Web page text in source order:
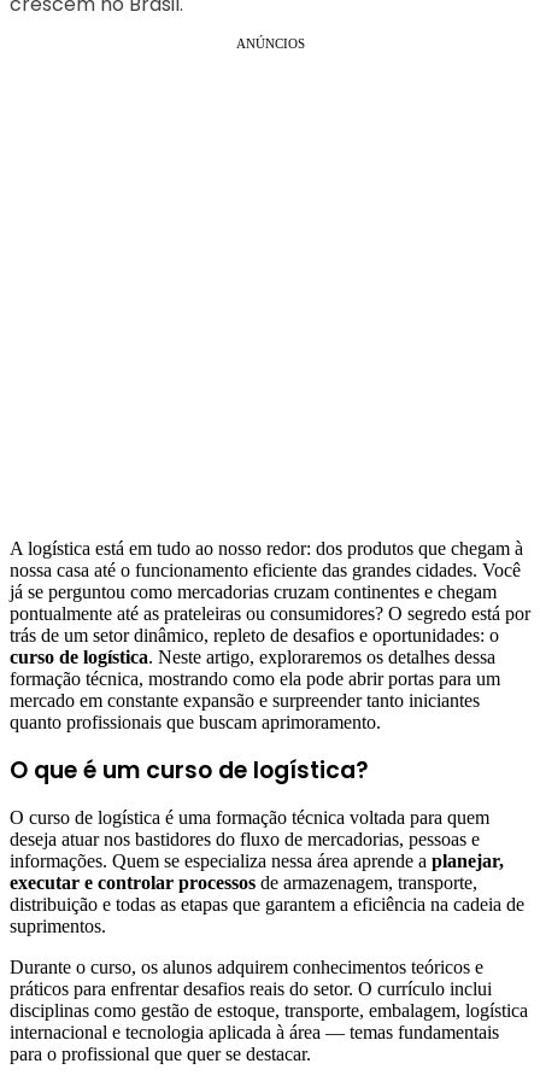
ANÚNCIOS
A logística está em tudo ao nosso redor: dos produtos que chegam à
nossa casa até o funcionamento eficiente das grandes cidades. Você
já se perguntou como mercadorias cruzam continentes e chegam
pontualmente até as prateleiras ou consumidores? O segredo está por
trás de um setor dinâmico, repleto de desafios e oportunidades: o
curso de logística. Neste artigo, exploraremos os detalhes dessa
formação técnica, mostrando como ela pode abrir portas para um
mercado em constante expansão e surpreender tanto iniciantes
quanto profissionais que buscam aprimoramento.
O que é um curso de logística?
O curso de logística é uma formação técnica voltada para quem
deseja atuar nos bastidores do fluxo de mercadorias, pessoas e
informações. Quem se especializa nessa área aprende a planejar,
executar e controlar processos de armazenagem, transporte,
distribuição e todas as etapas que garantem a eficiência na cadeia de
suprimentos.
Durante o curso, os alunos adquirem conhecimentos teóricos e
práticos para enfrentar desafios reais do setor. O currículo inclui
disciplinas como gestão de estoque, transporte, embalagem, logística
internacional e tecnologia aplicada à área — temas fundamentais
para o profissional que quer se destacar.